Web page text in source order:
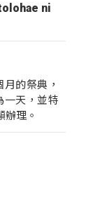
ni
的祭典，
一天，並特
辦理。